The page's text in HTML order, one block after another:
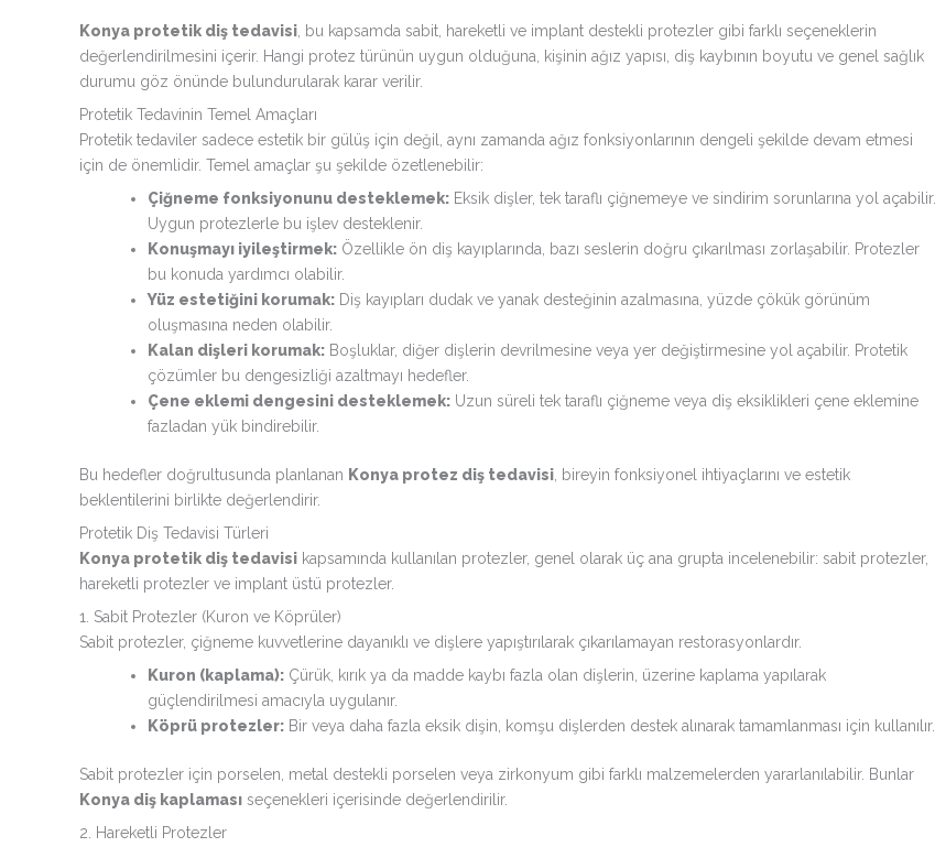
Konya protetik diş tedavisi , bu kapsamda sabit, hareketli ve implant destekli protezler gibi farklı seçeneklerin
değerlendirilmesini içerir. Hangi protez türünün uygun olduğuna, kişinin ağız yapısı, diş kaybının boyutu ve genel sağlık
durumu göz önünde bulundurularak karar verilir.
Protetik Tedavinin Temel Amaçları
Protetik tedaviler sadece estetik bir gülüş için değil, aynı zamanda ağız fonksiyonlarının dengeli şekilde devam etmesi
için de önemlidir. Temel amaçlar şu şekilde özetlenebilir:
Çiğneme fonksiyonunu desteklemek: Eksik dişler, tek taraflı çiğnemeye ve sindirim sorunlarına yol açabilir.
Uygun protezlerle bu işlev desteklenir.
Konuşmayı iyileştirmek: Özellikle ön diş kayıplarında, bazı seslerin doğru çıkarılması zorlaşabilir. Protezler
bu konuda yardımcı olabilir.
Yüz estetiğini korumak: Diş kayıpları dudak ve yanak desteğinin azalmasına, yüzde çökük görünüm
oluşmasına neden olabilir.
Kalan dişleri korumak: Boşluklar, diğer dişlerin devrilmesine veya yer değiştirmesine yol açabilir. Protetik
çözümler bu dengesizliği azaltmayı hedefler.
Çene eklemi dengesini desteklemek: Uzun süreli tek taraflı çiğneme veya diş eksiklikleri çene eklemine
fazladan yük bindirebilir.
Bu hedefler doğrultusunda planlanan Konya protez diş tedavisi , bireyin fonksiyonel ihtiyaçlarını ve estetik
beklentilerini birlikte değerlendirir.
Protetik Diş Tedavisi Türleri
Konya protetik diş tedavisi kapsamında kullanılan protezler, genel olarak üç ana grupta incelenebilir: sabit protezler,
hareketli protezler ve implant üstü protezler.
1. Sabit Protezler (Kuron ve Köprüler)
Sabit protezler, çiğneme kuvvetlerine dayanıklı ve dişlere yapıştırılarak çıkarılamayan restorasyonlardır.
Kuron (kaplama): Çürük, kırık ya da madde kaybı fazla olan dişlerin, üzerine kaplama yapılarak
güçlendirilmesi amacıyla uygulanır.
Köprü protezler: Bir veya daha fazla eksik dişin, komşu dişlerden destek alınarak tamamlanması için kullanılır.
Sabit protezler için porselen, metal destekli porselen veya zirkonyum gibi farklı malzemelerden yararlanılabilir. Bunlar
Konya diş kaplaması seçenekleri içerisinde değerlendirilir.
2. Hareketli Protezler